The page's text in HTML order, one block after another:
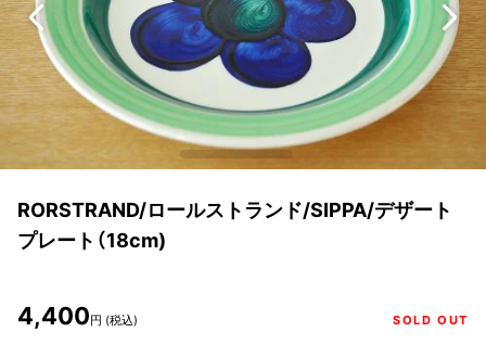
RORSTRAND/ロールストランド/SIPPA/デザート
プレート（18cm)
4,400円 (税込) SOLD OUT